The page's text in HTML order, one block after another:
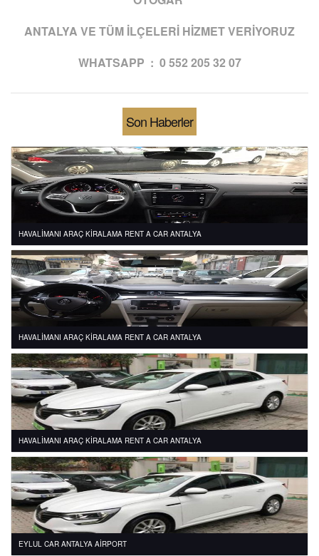
ANTALYA VE TÜM İLÇELERİ HİZMET VERİYORUZ
WHATSAPP : 0 552 205 32 07
Son Haberler
HAVALİMANI ARAÇ KİRALAMA RENT A CAR ANTALYA
HAVALİMANI ARAÇ KİRALAMA RENT A CAR ANTALYA
HAVALİMANI ARAÇ KİRALAMA RENT A CAR ANTALYA
EYLUL CAR ANTALYA AİRPORT